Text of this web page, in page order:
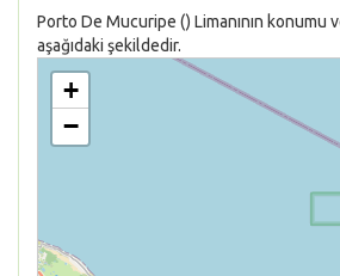
Porto De Mucuripe () Limanının konumu
aşağıdaki şekildedir.
+
−